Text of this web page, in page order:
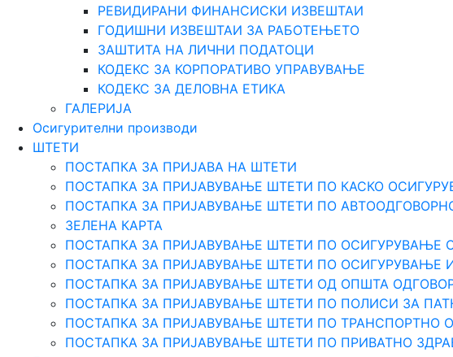
РЕВИДИРАНИ ФИНАНСИСКИ ИЗВЕШТАИ
ГОДИШНИ ИЗВЕШТАИ ЗА РАБОТЕЊЕТО
ЗАШТИТА НА ЛИЧНИ ПОДАТОЦИ
КОДЕКС ЗА КОРПОРАТИВО УПРАВУВАЊЕ
КОДЕКС ЗА ДЕЛОВНА ЕТИКА
ГАЛЕРИЈА
Осигурителни производи
ШТЕТИ
ПОСТАПКА ЗА ПРИЈАВА НА ШТЕТИ
ПОСТАПКА ЗА ПРИЈАВУВАЊЕ ШТЕТИ ПО КАСКО
ПОСТАПКА ЗА ПРИЈАВУВАЊЕ ШТЕТИ ПО
ЗЕЛЕНА КАРТА
ПОСТАПКА ЗА ПРИЈАВУВАЊЕ ШТЕТИ ПО ОСИГУРУВАЊЕ
ПОСТАПКА ЗА ПРИЈАВУВАЊЕ ШТЕТИ ПО ОСИГУРУВАЊЕ
ПОСТАПКА ЗА ПРИЈАВУВАЊЕ ШТЕТИ ОД ОПШТА
ПОСТАПКА ЗА ПРИЈАВУВАЊЕ ШТЕТИ ПО ПОЛИСИ ЗА
ПОСТАПКА ЗА ПРИЈАВУВАЊЕ ШТЕТИ ПО ТРАНСПОРТНО
ПОСТАПКА ЗА ПРИЈАВУВАЊЕ ШТЕТИ ПО ПРИВАТНО